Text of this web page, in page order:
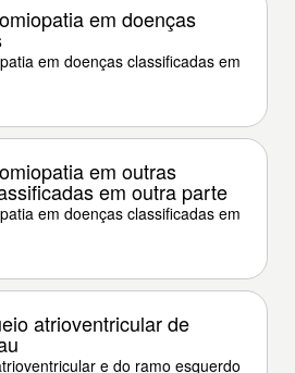
em doenças
em doenças classificadas em
em outras
em outra parte
em doenças classificadas em
atrioventricular de
e do ramo esquerdo